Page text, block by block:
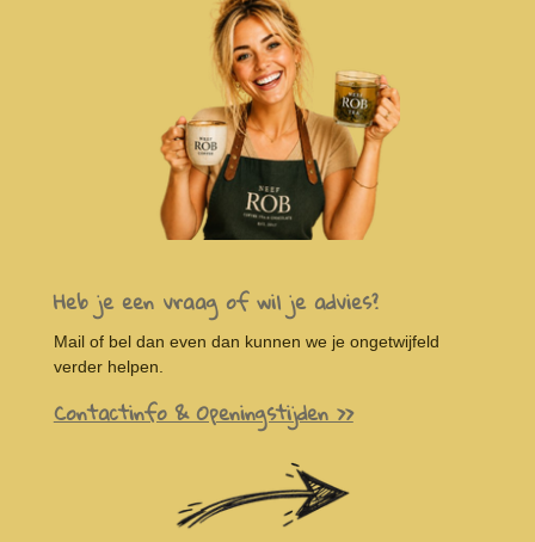
Heb je een vraag of wil je advies?
Mail of bel dan even dan kunnen we je ongetwijfeld
verder helpen.
Contactinfo & Openingstijden >>